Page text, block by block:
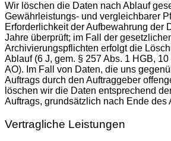
Wir löschen die Daten nach Ablauf
Gewährleistungs- und vergleichbarer
Erforderlichkeit der Aufbewahrung der
Jahre überprüft; im Fall der
Archivierungspflichten erfolgt die
Ablauf (6 J, gem. § 257 Abs. 1 HGB,
AO). Im Fall von Daten, die uns
Auftrags durch den Auftraggeber
löschen wir die Daten entsprechend
Auftrags, grundsätzlich nach Ende des
Vertragliche Leistungen